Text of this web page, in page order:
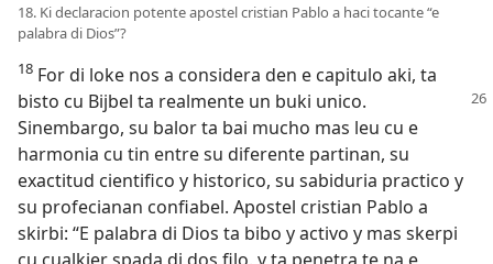
18. Ki declaracion potente apostel cristian Pablo a haci tocante “e
palabra di Dios”?
18 For di loke nos a considera den e capitulo aki, ta
bisto cu Bijbel ta realmente un buki unico.
Sinembargo, su balor ta bai mucho mas leu cu e
harmonia cu tin entre su diferente partinan, su
exactitud cientifico y historico, su sabiduria practico y
su profecianan confiabel. Apostel cristian Pablo a
skirbi: “E palabra di Dios ta bibo y activo y mas skerpi